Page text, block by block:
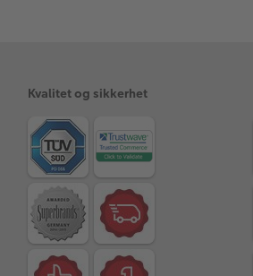
Kvalitet og sikkerhet